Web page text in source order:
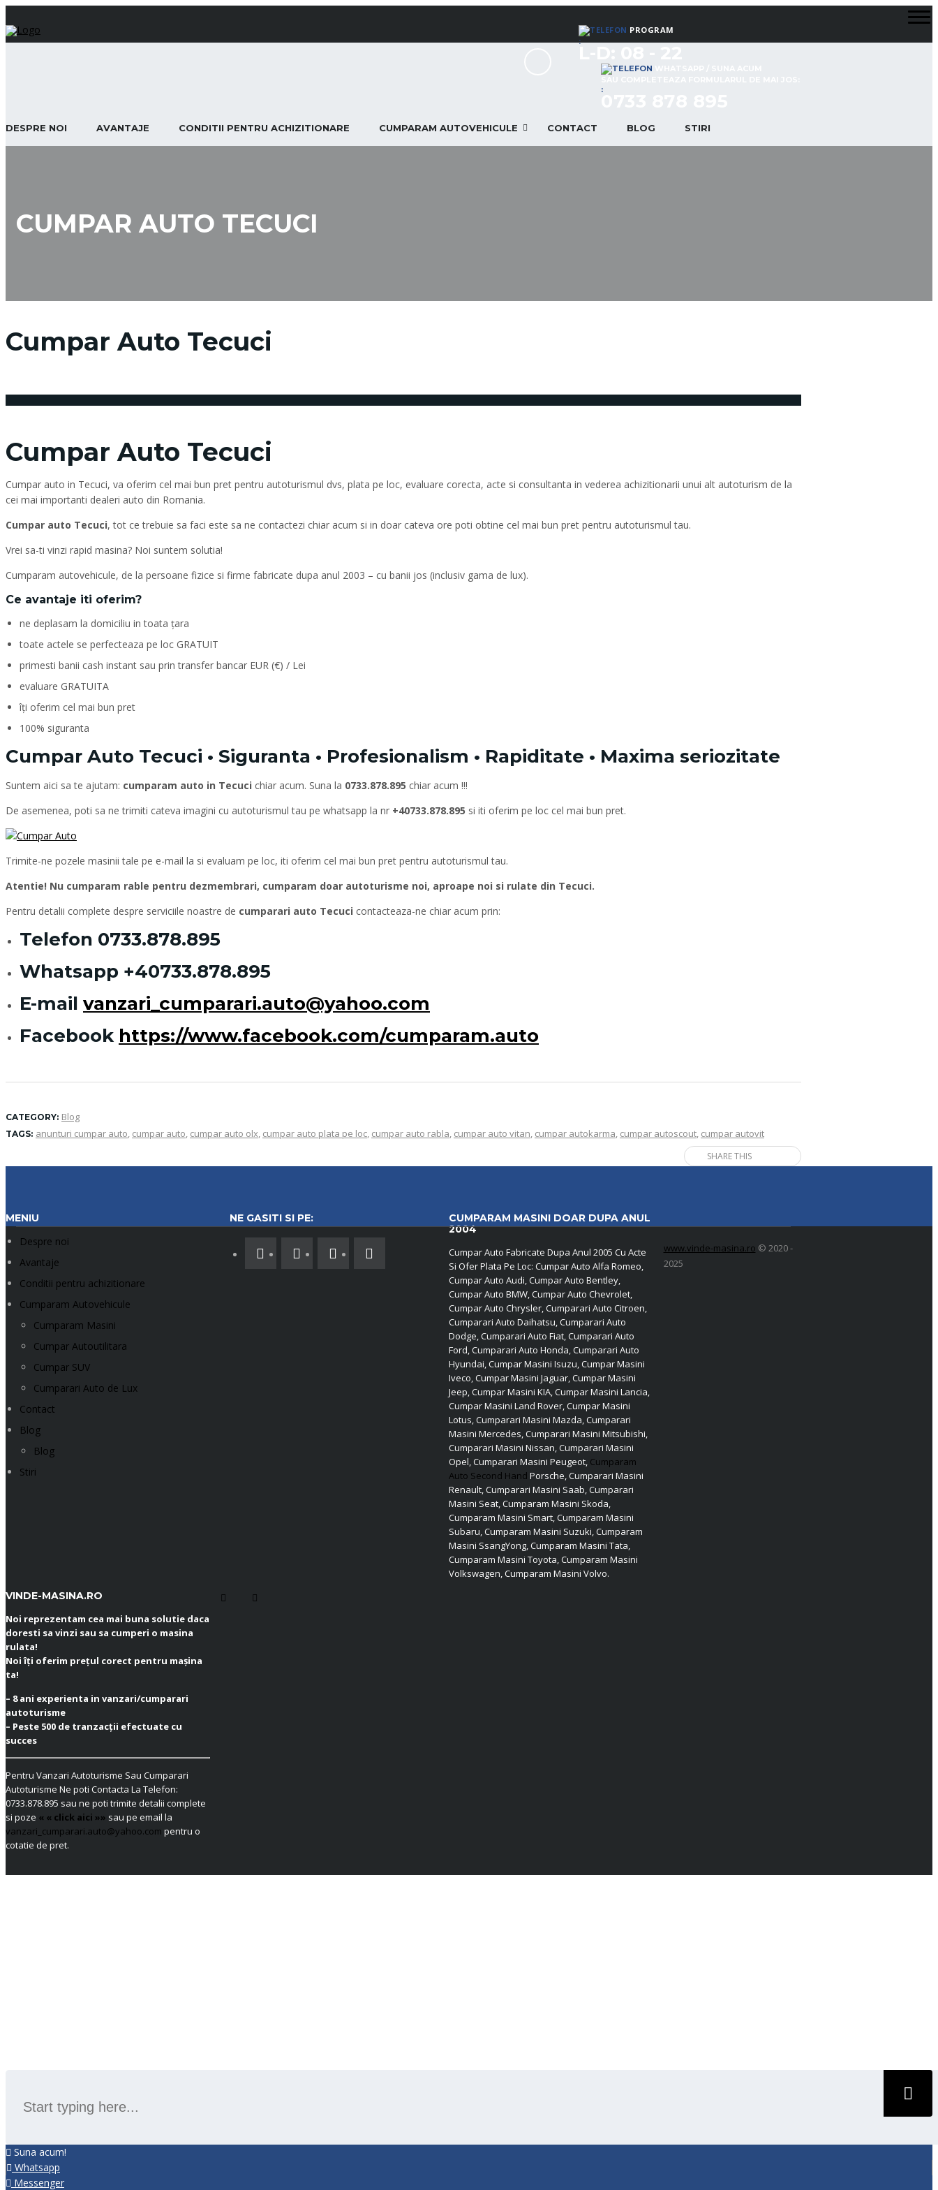
PROGRAM
:
:
DESPRE NOI AVANTAJE CONDITII PENTRU ACHIZITIONARE CUMPARAM AUTOVEHICULE CONTACT BLOG STIRI
CUMPAR AUTO TECUCI
Cumpar Auto Tecuci
Cumpar Auto Tecuci
Cumpar auto in Tecuci, va oferim cel mai bun pret pentru autoturismul dvs, plata pe loc, evaluare corecta, acte si consultanta in vederea achizitionarii unui alt autoturism de la
cei mai importanti dealeri auto din Romania.
Cumpar auto Tecuci, tot ce trebuie sa faci este sa ne contactezi chiar acum si in doar cateva ore poti obtine cel mai bun pret pentru autoturismul tau.
Vrei sa-ti vinzi rapid masina? Noi suntem solutia!
Cumparam autovehicule, de la persoane fizice si firme fabricate dupa anul 2003 – cu banii jos (inclusiv gama de lux).
Ce avantaje iti oferim?
ne deplasam la domiciliu in toata țara
toate actele se perfecteaza pe loc GRATUIT
primesti banii cash instant sau prin transfer bancar EUR (€) / Lei
evaluare GRATUITA
îți oferim cel mai bun pret
100% siguranta
Cumpar Auto Tecuci • Siguranta • Profesionalism • Rapiditate • Maxima seriozitate
Suntem aici sa te ajutam: cumparam auto in Tecuci chiar acum. Suna la 0733.878.895 chiar acum !!!
De asemenea, poti sa ne trimiti cateva imagini cu autoturismul tau pe whatsapp la nr +40733.878.895 si iti oferim pe loc cel mai bun pret.
Trimite-ne pozele masinii tale pe e-mail la si evaluam pe loc, iti oferim cel mai bun pret pentru autoturismul tau.
Atentie! Nu cumparam rable pentru dezmembrari, cumparam doar autoturisme noi, aproape noi si rulate din Tecuci.
Pentru detalii complete despre serviciile noastre de cumparari auto Tecuci contacteaza-ne chiar acum prin:
Telefon 0733.878.895
Whatsapp +40733.878.895
E-mail vanzari_cumparari.auto@yahoo.com
Facebook https://www.facebook.com/cumparam.auto
CATEGORY: Blog
TAGS: anunturi cumpar auto, cumpar auto, cumpar auto olx, cumpar auto plata pe loc, cumpar auto rabla, cumpar auto vitan, cumpar autokarma, cumpar autoscout, cumpar autovit
SHARE THIS
MENIU
Despre noi
Avantaje
Conditii pentru achizitionare
Cumparam Autovehicule
Cumparam Masini
Cumpar Autoutilitara
Cumpar SUV
Cumparari Auto de Lux
Contact
Blog
Blog
Stiri
NE GASITI SI PE:
CUMPARAM MASINI DOAR DUPA ANUL
2004
Cumpar Auto Fabricate Dupa Anul 2005 Cu Acte
Si Ofer Plata Pe Loc: Cumpar Auto Alfa Romeo,
Cumpar Auto Audi, Cumpar Auto Bentley,
Cumpar Auto BMW, Cumpar Auto Chevrolet,
Cumpar Auto Chrysler, Cumparari Auto Citroen,
Cumparari Auto Daihatsu, Cumparari Auto
Dodge, Cumparari Auto Fiat, Cumparari Auto
Ford, Cumparari Auto Honda, Cumparari Auto
Hyundai, Cumpar Masini Isuzu, Cumpar Masini
Iveco, Cumpar Masini Jaguar, Cumpar Masini
Jeep, Cumpar Masini KIA, Cumpar Masini Lancia,
Cumpar Masini Land Rover, Cumpar Masini
Lotus, Cumparari Masini Mazda, Cumparari
Masini Mercedes, Cumparari Masini Mitsubishi,
Cumparari Masini Nissan, Cumparari Masini
Opel, Cumparari Masini Peugeot, Cumparam
Auto Second Hand Porsche, Cumparari Masini
Renault, Cumparari Masini Saab, Cumparari
Masini Seat, Cumparam Masini Skoda,
Cumparam Masini Smart, Cumparam Masini
Subaru, Cumparam Masini Suzuki, Cumparam
Masini SsangYong, Cumparam Masini Tata,
Cumparam Masini Toyota, Cumparam Masini
Volkswagen, Cumparam Masini Volvo.
VINDE-MASINA.RO
Noi reprezentam cea mai buna solutie daca
doresti sa vinzi sau sa cumperi o masina
rulata!
Noi îți oferim prețul corect pentru mașina
ta!
– 8 ani experienta in vanzari/cumparari
autoturisme
– Peste 500 de tranzacții efectuate cu
succes
Pentru Vanzari Autoturisme Sau Cumparari
Autoturisme Ne poti Contacta La Telefon:
0733.878.895 sau ne poti trimite detalii complete
si poze « « click aici »» sau pe email la
vanzari_cumparari.auto@yahoo.com pentru o
cotatie de pret.
www.vinde-masina.ro © 2020 -
2025
Suna acum!
Whatsapp
Messenger